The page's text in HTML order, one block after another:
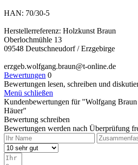
HAN: 70/30-5
Herstellerreferenz: Holzkunst Braun
Oberlochmühle 13
09548 Deutschneudorf / Erzgebirge
erzgeb.wolfgang.braun@t-online.de
Bewertungen 0
Bewertungen lesen, schreiben und
Menü schließen
Kundenbewertungen für "Wolfgang
Häuer"
Bewertung schreiben
Bewertungen werden nach Überprüfung